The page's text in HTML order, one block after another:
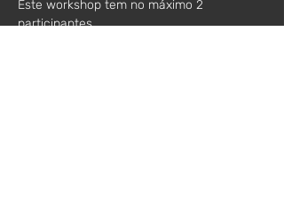
Este workshop tem no máximo 2
participantes.